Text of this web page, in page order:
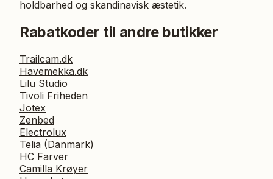
holdbarhed og skandinavisk æstetik.
Rabatkoder til andre butikker
Trailcam.dk
Havemekka.dk
Lilu Studio
Tivoli Friheden
Jotex
Zenbed
Electrolux
Telia (Danmark)
HC Farver
Camilla Krøyer